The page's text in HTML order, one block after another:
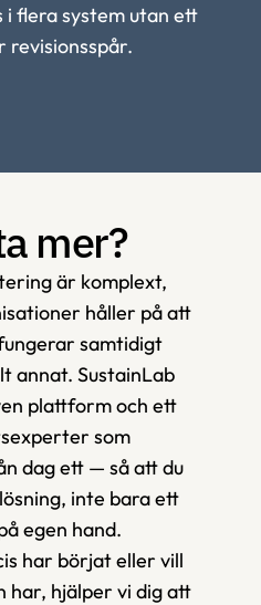
flera system utan ett
mer?
är komplext,
håller på att
samtidigt
annat. SustainLab
plattform och ett
som
dag ett — så att du
inte bara ett
egen hand.
har börjat eller vill
har, hjälper vi dig att